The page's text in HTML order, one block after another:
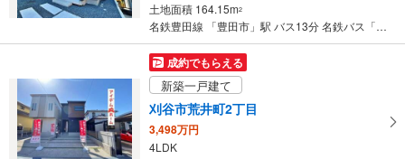
土地面積 164.15m2
名鉄豊田線 「豊田市」駅 バス13分 名鉄バス「汐見町」 バス停下車 徒歩11分
成約でもらえる
新築一戸建て
刈谷市荒井町2丁目
3,498万円
4LDK